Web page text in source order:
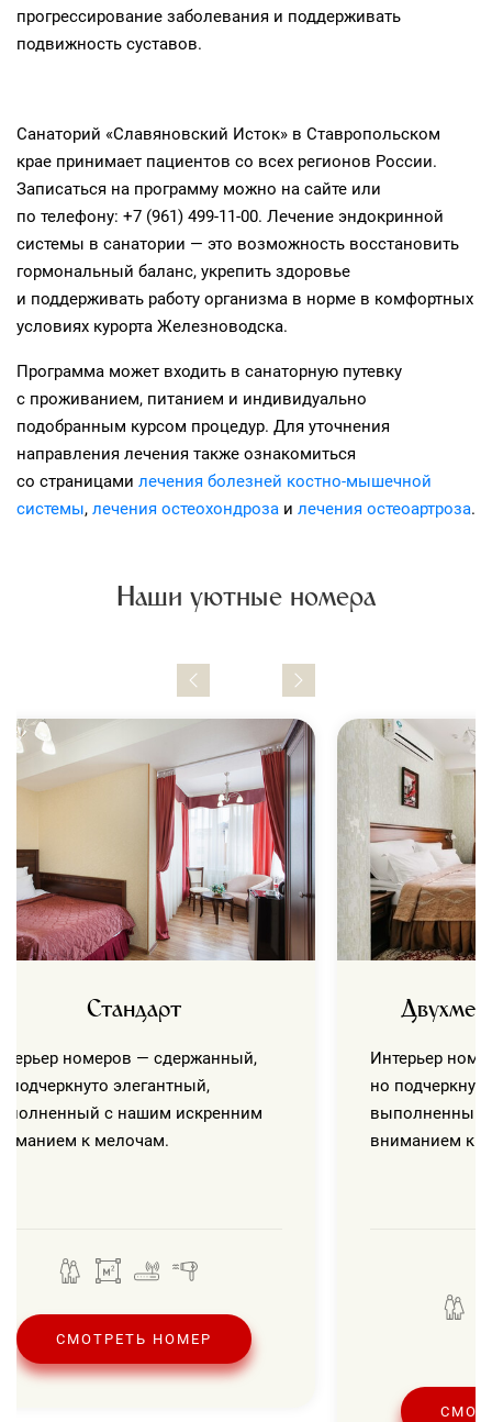
прогрессирование заболевания и поддерживать
подвижность суставов.
Санаторий «Славяновский Исток» в Ставропольском
крае принимает пациентов со всех регионов России.
Записаться на программу можно на сайте или
по телефону: +7 (961) 499-11-00. Лечение эндокринной
системы в санатории — это возможность восстановить
гормональный баланс, укрепить здоровье
и поддерживать работу организма в норме в комфортных
условиях курорта Железноводска.
Программа может входить в санаторную путевку
с проживанием, питанием и индивидуально
подобранным курсом процедур. Для уточнения
направления лечения также ознакомиться
со страницами лечения болезней костно-мышечной
системы, лечения остеохондроза и лечения остеоартроза.
Наши уютные номера
Стандарт
номеров — сдержанный,
подчеркнуто элегантный,
с нашим искренним
к мелочам.
СМОТРЕТЬ НОМЕР
Интерьер
но
выполненный
вниманием к